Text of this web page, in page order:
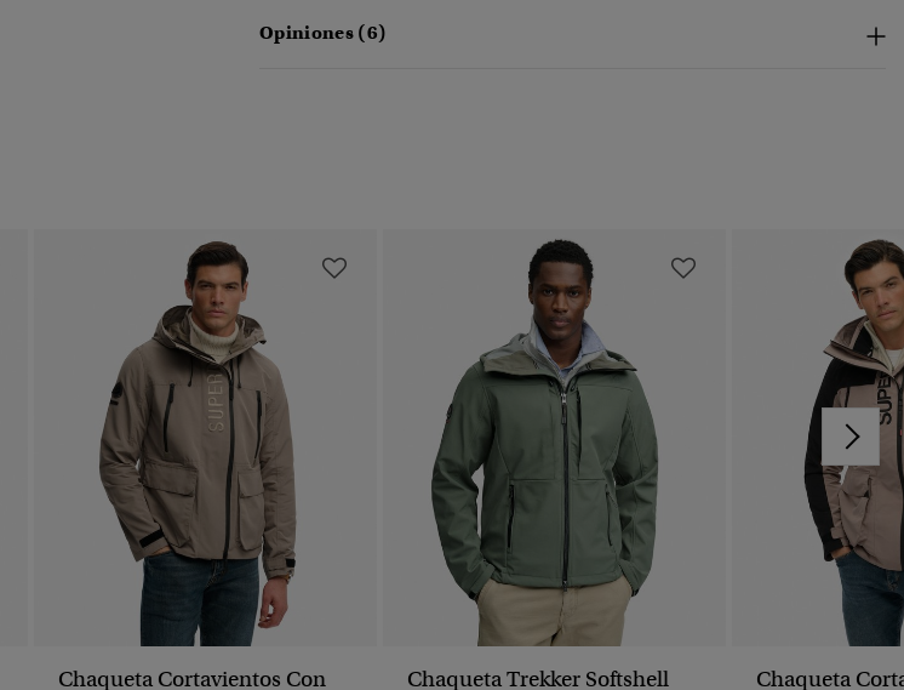
Opiniones (6)
Chaqueta Cortavientos Con
Chaqueta Trekker Softshell
Chaqueta